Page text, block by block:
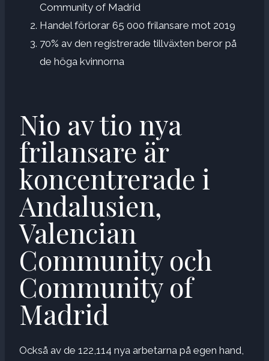
Community of Madrid
Handel förlorar 65 000 frilansare mot 2019
70% av den registrerade tillväxten beror på
de höga kvinnorna
Nio av tio nya
frilansare är
koncentrerade i
Andalusien,
Valencian
Community och
Community of
Madrid
Också av de 122,114 nya arbetarna på egen hand,